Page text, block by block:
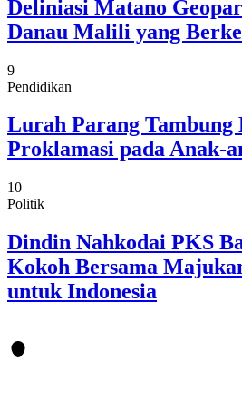
Deliniasi Matano
Danau Malili yang
9
Pendidikan
Lurah Parang Tambung
Proklamasi pada Anak-
10
Politik
Dindin Nahkodai PKS
Kokoh Bersama
untuk Indonesia